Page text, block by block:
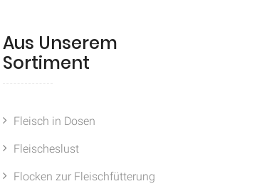
Aus Unserem
Sortiment
Fleisch in Dosen
Fleischeslust
Flocken zur Fleischfütterung